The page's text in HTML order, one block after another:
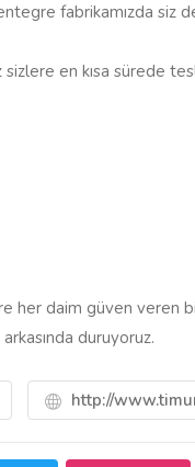
fabrikamızda siz
en kısa sürede
her daim güven veren
duruyoruz.
http://